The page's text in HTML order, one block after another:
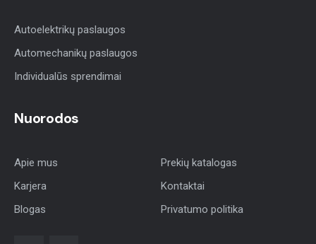
Autoelektrikų paslaugos
Automechanikų paslaugos
Individualūs sprendimai
Nuorodos
Apie mus
Karjera
Blogas
Prekių katalogas
Kontaktai
Privatumo politika